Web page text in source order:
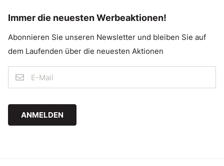
Immer die neuesten Werbeaktionen!
Abonnieren Sie unseren Newsletter und bleiben Sie auf
dem Laufenden über die neuesten Aktionen
ANMELDEN